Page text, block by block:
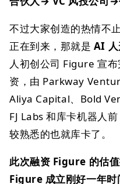
不过大家创造的热情不
正在到来，那就是 AI 人
人初创公司 Figure 宣
资，由 Parkway
Aliya Capital、Bold
FJ Labs 和库卡机器人
较熟悉的也就库卡了。
此次融资 Figure 的估
Figure 成立刚好一年时